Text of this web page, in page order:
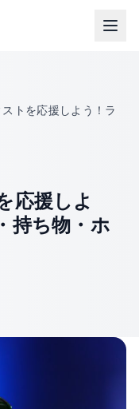
トを応援しよう！ラ
応援しよ
持ち物・ホ